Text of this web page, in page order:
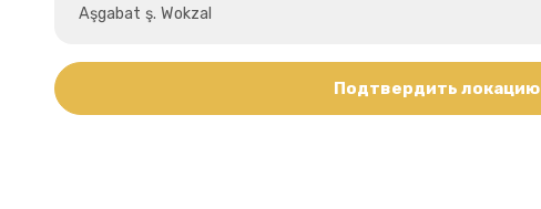
Aşgabat ş. Wokzal
Подтвердить локацию